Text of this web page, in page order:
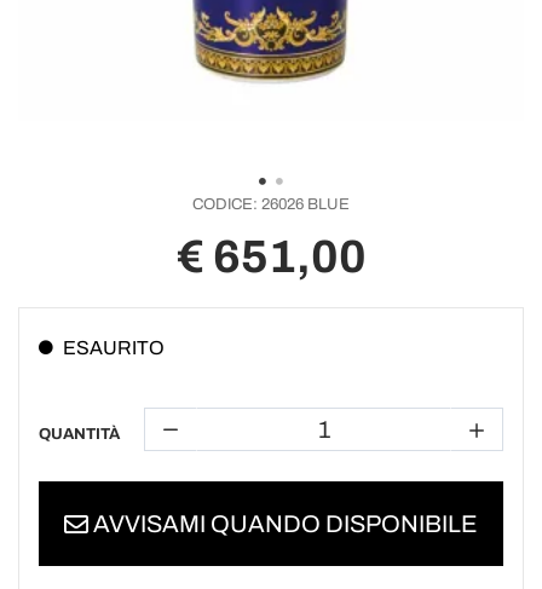
CODICE: 26026 BLUE
€ 651,00
ESAURITO
QUANTITÀ
AVVISAMI QUANDO DISPONIBILE